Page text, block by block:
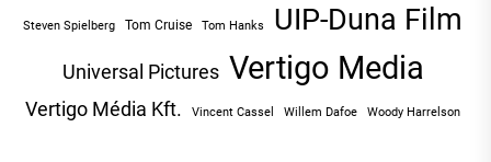
Steven Spielberg Tom Cruise Tom Hanks UIP-Duna Film
Universal Pictures Vertigo Media
Vertigo Média Kft. Vincent Cassel Willem Dafoe Woody Harrelson